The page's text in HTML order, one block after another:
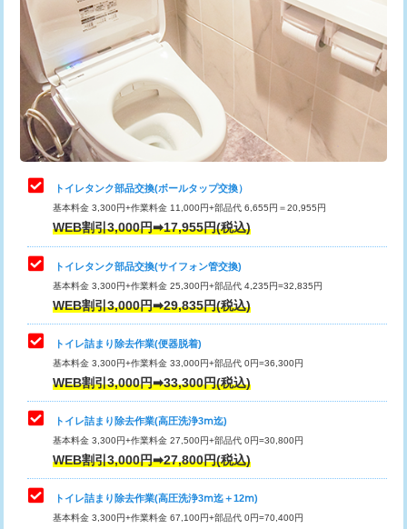
トイレタンク部品交換(ボールタップ交換）
基本料金 3,300円+作業料金 11,000円+部品代 6,655円＝20,955円
WEB割引3,000円➡17,955円(税込)
トイレタンク部品交換(サイフォン管交換)
基本料金 3,300円+作業料金 25,300円+部品代 4,235円=32,835円
WEB割引3,000円➡29,835円(税込)
トイレ詰まり除去作業(便器脱着)
基本料金 3,300円+作業料金 33,000円+部品代 0円=36,300円
WEB割引3,000円➡33,300円(税込)
トイレ詰まり除去作業(高圧洗浄3ⅿ迄)
基本料金 3,300円+作業料金 27,500円+部品代 0円=30,800円
WEB割引3,000円➡27,800円(税込)
トイレ詰まり除去作業(高圧洗浄3ⅿ迄＋12ⅿ)
基本料金 3,300円+作業料金 67,100円+部品代 0円=70,400円